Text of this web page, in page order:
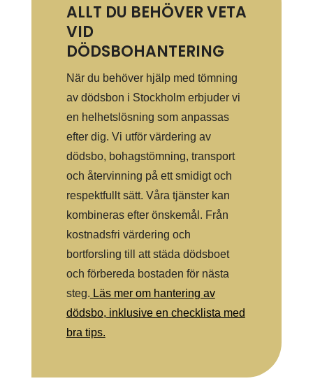
ALLT DU BEHÖVER VETA
VID
DÖDSBOHANTERING
När du behöver hjälp med tömning
av dödsbon i Stockholm erbjuder vi
en helhetslösning som anpassas
efter dig. Vi utför värdering av
dödsbo, bohagstömning, transport
och återvinning på ett smidigt och
respektfullt sätt. Våra tjänster kan
kombineras efter önskemål. Från
kostnadsfri värdering och
bortforsling till att städa dödsboet
och förbereda bostaden för nästa
steg. Läs mer om hantering av
dödsbo, inklusive en checklista med
bra tips.